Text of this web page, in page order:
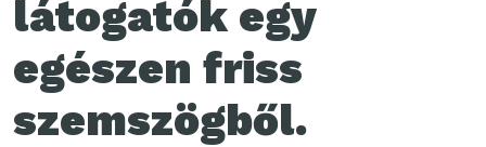
látogatók egy
egészen friss
szemszögből.